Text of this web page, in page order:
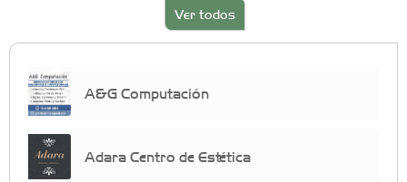
Ver todos
A&G Computación
Adara Centro de Estética